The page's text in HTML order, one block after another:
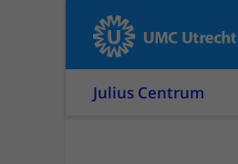
Julius Centrum